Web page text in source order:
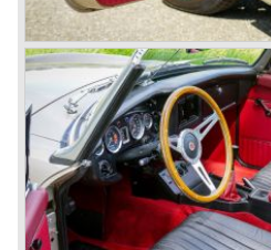
nog niet klaar was in de BMW
sportieve auto's te gaan
middenklassers; men besloot
herstellen.
Verschillende Rover modellen
genomen om er echte
maken. Het nieuwe Rover/ MG
aanpassingen aan motoren,
exterieur niet teneinde
te zetten.
Wat wij zo lezen in de pers is
en zien wij met veel vertrouwen
nieuw ontwikkelde Rover/ MG